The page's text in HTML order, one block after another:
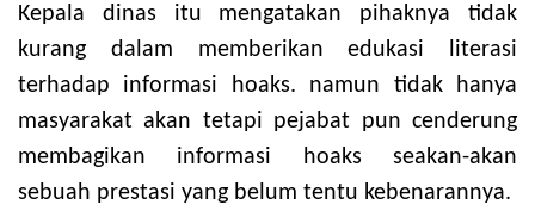
Kepala dinas itu mengatakan pihaknya tidak
kurang dalam memberikan edukasi literasi
terhadap informasi hoaks. namun tidak hanya
masyarakat akan tetapi pejabat pun cenderung
membagikan informasi hoaks seakan-akan
sebuah prestasi yang belum tentu kebenarannya.